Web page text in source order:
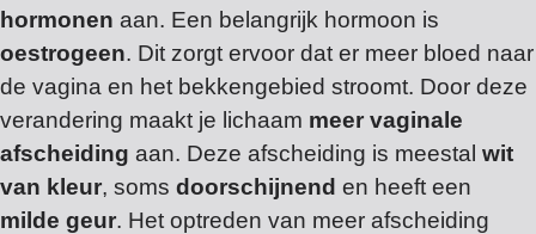
hormonen aan. Een belangrijk hormoon is
oestrogeen. Dit zorgt ervoor dat er meer bloed naar
de vagina en het bekkengebied stroomt. Door deze
verandering maakt je lichaam meer vaginale
afscheiding aan. Deze afscheiding is meestal wit
van kleur, soms doorschijnend en heeft een
milde geur. Het optreden van meer afscheiding